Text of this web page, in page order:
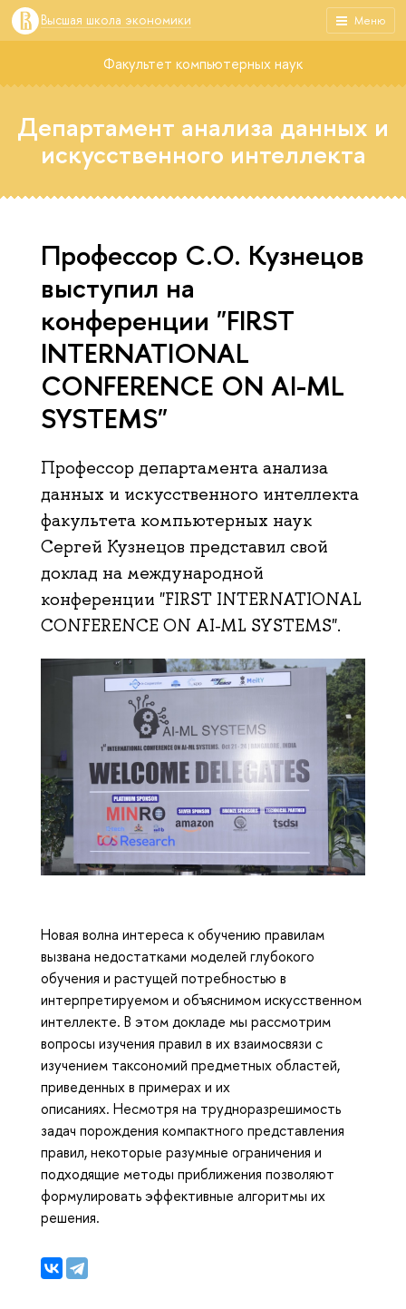
Меню
Высшая школа экономики
Факультет компьютерных наук
Департамент анализа данных и
искусственного интеллекта
Профессор С.О. Кузнецов
выступил на
конференции "FIRST
INTERNATIONAL
CONFERENCE ON AI-ML
SYSTEMS"
Профессор департамента анализа
данных и искусственного интеллекта
факультета компьютерных наук
Сергей Кузнецов представил свой
доклад на международной
конференции "FIRST INTERNATIONAL
CONFERENCE ON AI-ML SYSTEMS".
Новая волна интереса к обучению правилам
вызвана недостатками моделей глубокого
обучения и растущей потребностью в
интерпретируемом и объяснимом искусственном
интеллекте. В этом докладе мы рассмотрим
вопросы изучения правил в их взаимосвязи с
изучением таксономий предметных областей,
приведенных в примерах и их
описаниях. Несмотря на трудноразрешимость
задач порождения компактного представления
правил, некоторые разумные ограничения и
подходящие методы приближения позволяют
формулировать эффективные алгоритмы их
решения.